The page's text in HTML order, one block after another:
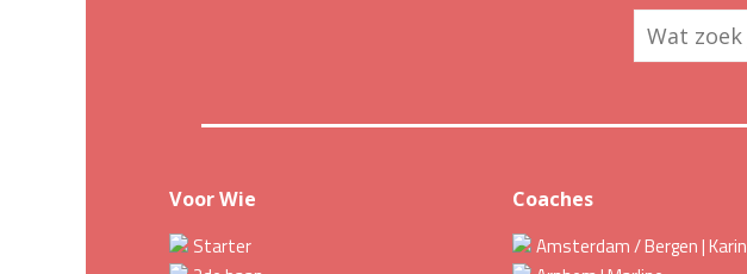
Voor Wie
Starter
Coaches
Amsterdam / Bergen | Karin